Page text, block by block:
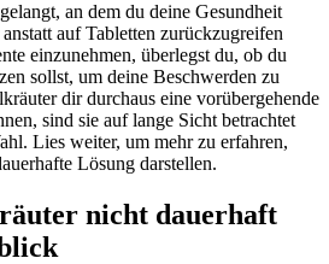
an dem du deine Gesundheit
auf Tabletten zurückzugreifen
einzunehmen, überlegst du, ob du
sollst, um deine Beschwerden zu
dir durchaus eine vorübergehende
sind sie auf lange Sicht betrachtet
Lies weiter, um mehr zu erfahren,
Lösung darstellen.
nicht dauerhaft